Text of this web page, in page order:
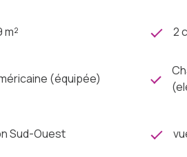
2
(équipée)
Sud-Ouest